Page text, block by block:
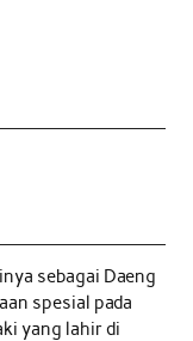
sebagai Daeng
spesial pada
yang lahir di